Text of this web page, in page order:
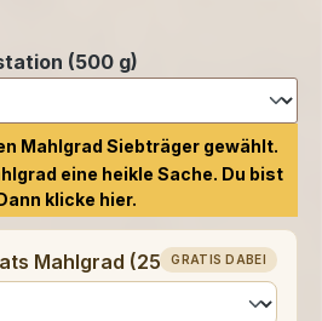
(500 g)
Mahlgrad Siebträger gewählt.
eine heikle Sache. Du bist
klicke hier.
GRATIS DABEI
Mahlgrad (250 g)